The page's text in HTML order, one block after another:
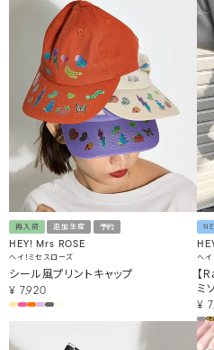
再入荷 追加生産 予約
HEY! Mrs ROSE
ヘイ！ミセスローズ
シール風プリントキャップ
¥ 7,920
ヘイ
【
ミ
¥